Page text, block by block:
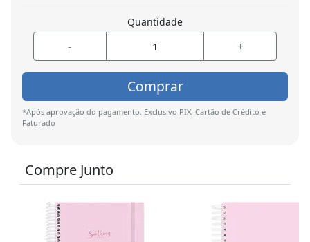
Quantidade
- +
Comprar
*Após aprovação do pagamento. Exclusivo PIX, Cartão de Crédito e
Faturado
Compre Junto